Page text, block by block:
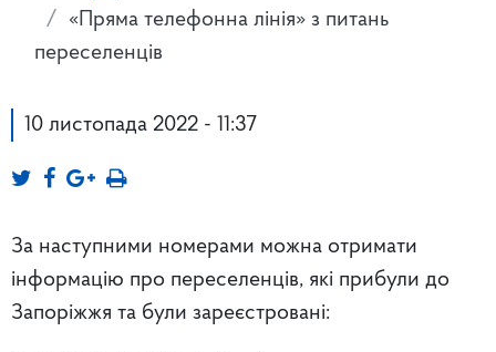
«Пряма телефонна лінія» з питань
переселенців
10 листопада 2022 - 11:37
За наступними номерами можна отримати
інформацію про переселенців, які прибули до
Запоріжжя та були зареєстровані: